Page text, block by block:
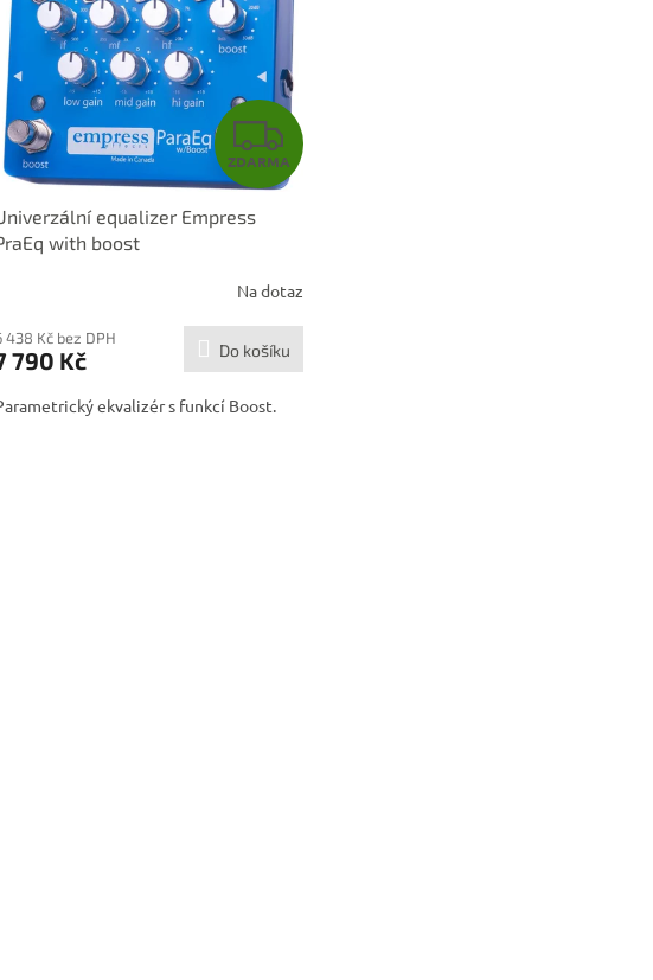
Z
D
R
M
A
ZDARMA
equalizer Empress
with boost
Na dotaz
438 Kč bez DPH
790 Kč Do košíku
ekvalizér s funkcí Boost.